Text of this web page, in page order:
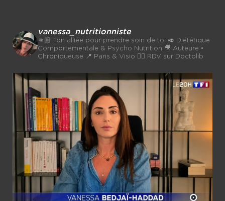
vanessa_nutritionniste
👊🏼 Ton alliée pour prendre soin de toi 🥑 Diététique
Comportementale & Psycho Nutrition 🎥 Auteure •
Chroniqueuse 📍 Paris & Visio 👉🏼 RDV sur Doctolib